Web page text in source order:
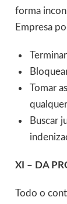
forma
Empresa
Tomar
Buscar
XI – DA
Todo o